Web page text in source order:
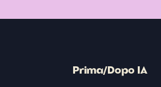
Prima/Dopo IA